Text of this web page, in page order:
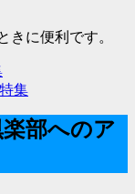
きに便利です。
集
部へのア